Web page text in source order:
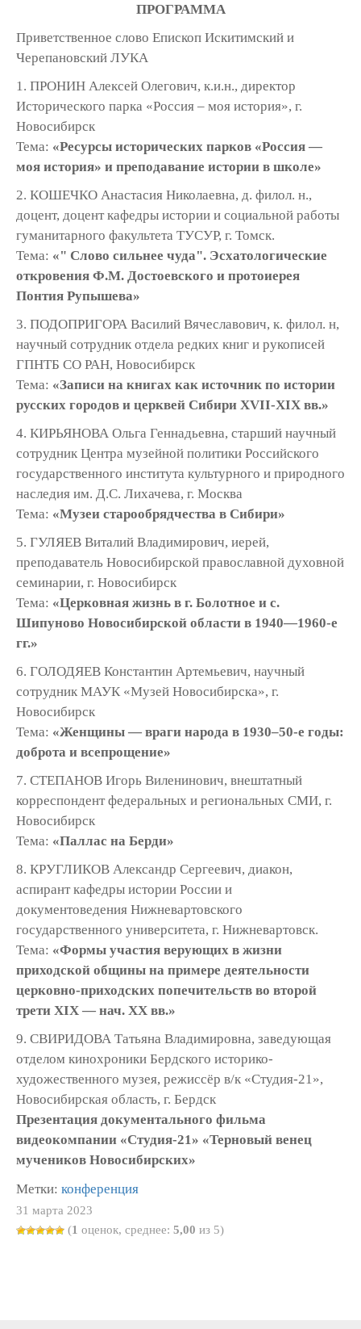
ПРОГРАММА
Приветственное слово Епископ Искитимский и
Черепановский ЛУКА
1. ПРОНИН Алексей Олегович, к.и.н., директор
Исторического парка «Россия – моя история», г.
Новосибирск
Тема: «Ресурсы исторических парков «Россия —
моя история» и преподавание истории в школе»
2. КОШЕЧКО Анастасия Николаевна, д. филол. н.,
доцент, доцент кафедры истории и социальной работы
гуманитарного факультета ТУСУР, г. Томск.
Тема: «" Слово сильнее чуда". Эсхатологические
откровения Ф.М. Достоевского и протоиерея
Понтия Рупышева»
3. ПОДОПРИГОРА Василий Вячеславович, к. филол. н,
научный сотрудник отдела редких книг и рукописей
ГПНТБ СО РАН, Новосибирск
Тема: «Записи на книгах как источник по истории
русских городов и церквей Сибири XVII-XIX вв.»
4. КИРЬЯНОВА Ольга Геннадьевна, старший научный
сотрудник Центра музейной политики Российского
государственного института культурного и природного
наследия им. Д.С. Лихачева, г. Москва
Тема: «Музеи старообрядчества в Сибири»
5. ГУЛЯЕВ Виталий Владимирович, иерей,
преподаватель Новосибирской православной духовной
семинарии, г. Новосибирск
Тема: «Церковная жизнь в г. Болотное и с.
Шипуново Новосибирской области в 1940—1960-е
гг.»
6. ГОЛОДЯЕВ Константин Артемьевич, научный
сотрудник МАУК «Музей Новосибирска», г.
Новосибирск
Тема: «Женщины — враги народа в 1930–50-е годы:
доброта и всепрощение»
7. СТЕПАНОВ Игорь Виленинович, внештатный
корреспондент федеральных и региональных СМИ, г.
Новосибирск
Тема: «Паллас на Берди»
8. КРУГЛИКОВ Александр Сергеевич, диакон,
аспирант кафедры истории России и
документоведения Нижневартовского
государственного университета, г. Нижневартовск.
Тема: «Формы участия верующих в жизни
приходской общины на примере деятельности
церковно-приходских попечительств во второй
трети XIX — нач. XX вв.»
9. СВИРИДОВА Татьяна Владимировна, заведующая
отделом кинохроники Бердского историко-
художественного музея, режиссёр в/к «Студия-21»,
Новосибирская область, г. Бердск
Презентация документального фильма
видеокомпании «Студия-21» «Терновый венец
мучеников Новосибирских»
Метки: конференция
31 марта 2023
(1 оценок, среднее: 5,00 из 5)